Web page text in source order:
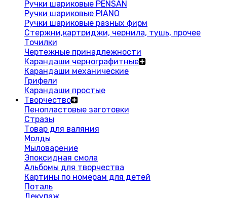
Ручки шариковые PENSAN
Ручки шариковые PIANO
Ручки шариковые разных фирм
Стержни,картриджи, чернила, тушь, прочее
Точилки
Чертежные принадлежности
Карандаши чернографитные
Карандаши механические
Грифели
Карандаши простые
Творчество
Пенопластовые заготовки
Стразы
Товар для валяния
Молды
Мыловарение
Эпоксидная смола
Альбомы для творчества
Картины по номерам для детей
Поталь